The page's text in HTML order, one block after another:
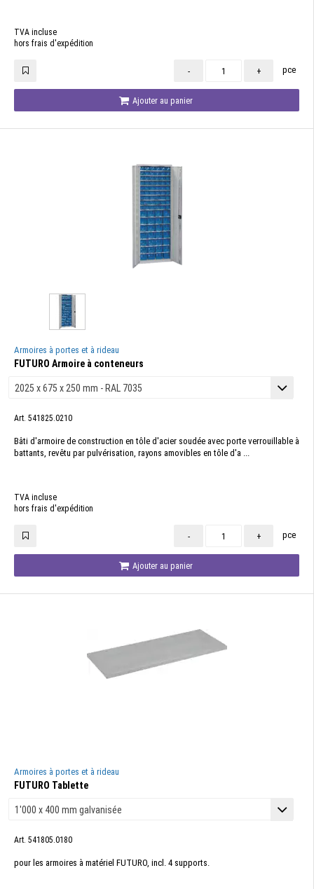
TVA incluse
hors frais d'expédition
- + pce
Ajouter au panier
Armoires à portes et à rideau
FUTURO Armoire à conteneurs
Art. 541825.0210
Bâti d'armoire de construction en tôle d'acier soudée avec porte verrouillable à
battants, revêtu par pulvérisation, rayons amovibles en tôle d'a ...
TVA incluse
hors frais d'expédition
- + pce
Ajouter au panier
Armoires à portes et à rideau
FUTURO Tablette
Art. 541805.0180
pour les armoires à matériel FUTURO, incl. 4 supports.